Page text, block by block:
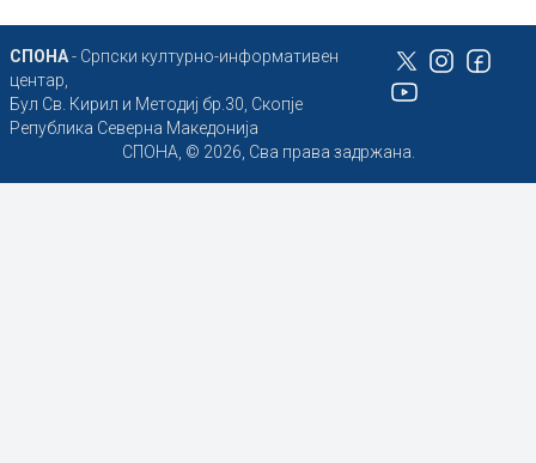
СПОНА- Српски културно-информативен
центар,
Бул Св. Кирил и Методиј бр.30, Скопје
Република Северна Македонија
СПОНА, © 2026, Сва права задржана.